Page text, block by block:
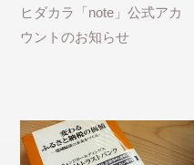
ヒダカラ「note」公式アカ
ウントのお知らせ